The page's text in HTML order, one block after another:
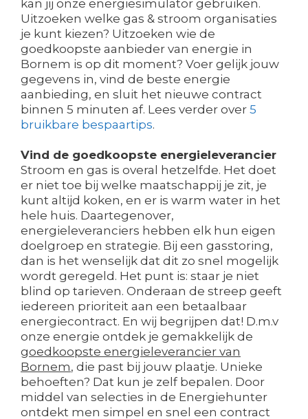
kan jij onze energiesimulator gebruiken.
Uitzoeken welke gas & stroom organisaties
je kunt kiezen? Uitzoeken wie de
goedkoopste aanbieder van energie in
Bornem is op dit moment? Voer gelijk jouw
gegevens in, vind de beste energie
aanbieding, en sluit het nieuwe contract
binnen 5 minuten af. Lees verder over 5
bruikbare bespaartips.
Vind de goedkoopste energieleverancier
Stroom en gas is overal hetzelfde. Het doet
er niet toe bij welke maatschappij je zit, je
kunt altijd koken, en er is warm water in het
hele huis. Daartegenover,
energieleveranciers hebben elk hun eigen
doelgroep en strategie. Bij een gasstoring,
dan is het wenselijk dat dit zo snel mogelijk
wordt geregeld. Het punt is: staar je niet
blind op tarieven. Onderaan de streep geeft
iedereen prioriteit aan een betaalbaar
energiecontract. En wij begrijpen dat! D.m.v
onze energie ontdek je gemakkelijk de
goedkoopste energieleverancier van
Bornem, die past bij jouw plaatje. Unieke
behoeften? Dat kun je zelf bepalen. Door
middel van selecties in de Energiehunter
ontdekt men simpel en snel een contract